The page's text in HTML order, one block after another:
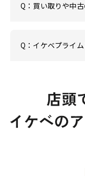
Q：買い取りや中
Q：イケベプライ